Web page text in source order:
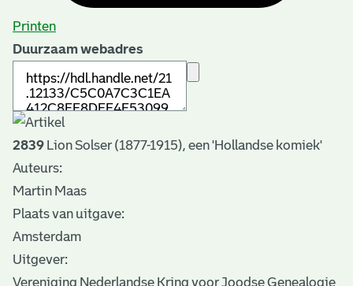
Printen
Duurzaam webadres
2839 Lion Solser (1877-1915), een 'Hollandse komiek'
Auteurs:
Martin Maas
Plaats van uitgave:
Amsterdam
Uitgever:
Vereniging Nederlandse Kring voor Joodse Genealogie